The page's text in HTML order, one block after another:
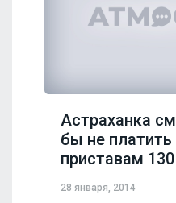
Астраханка
бы не
приставам
28 января, 2014